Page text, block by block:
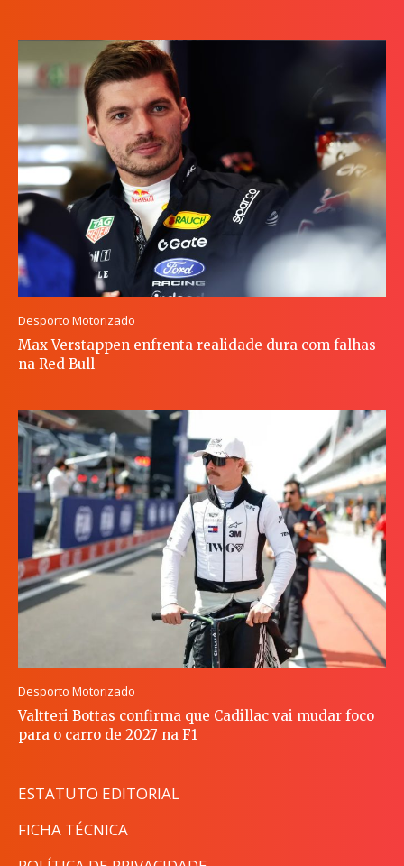
Desporto Motorizado
Max Verstappen enfrenta realidade dura com falhas
na Red Bull
Desporto Motorizado
Valtteri Bottas confirma que Cadillac vai mudar foco
para o carro de 2027 na F1
ESTATUTO EDITORIAL
FICHA TÉCNICA